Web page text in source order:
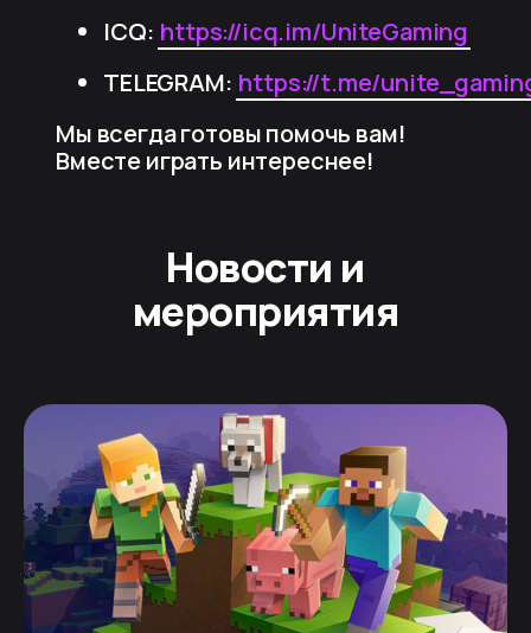
ICQ: https://icq.im/UniteGaming
TELEGRAM: https://t.me/
Мы всегда готовы помочь вам!
Вместе играть интереснее!
Новости и
мероприятия